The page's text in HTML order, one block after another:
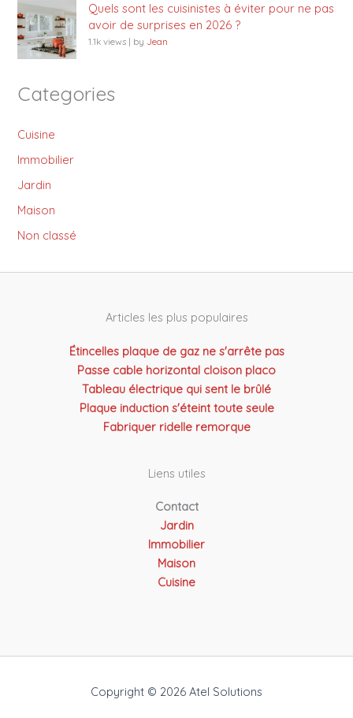
Quels sont les cuisinistes à éviter pour ne pas
avoir de surprises en 2026 ?
1.1k views | by Jean
Categories
Cuisine
Immobilier
Jardin
Maison
Non classé
Articles les plus populaires
Étincelles plaque de gaz ne s'arrête pas
Passe cable horizontal cloison placo
Tableau électrique qui sent le brûlé
Plaque induction s'éteint toute seule
Fabriquer ridelle remorque
Liens utiles
Contact
Jardin
Immobilier
Maison
Cuisine
Copyright © 2026 Atel Solutions